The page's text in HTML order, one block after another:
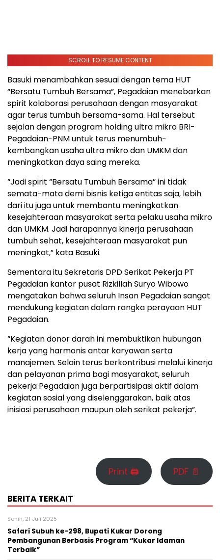
SCROLL TO RESUME CONTENT
Basuki menambahkan sesuai dengan tema HUT
“Bersatu Tumbuh Bersama”, Pegadaian menebarkan
spirit kolaborasi perusahaan dengan masyarakat
agar terus tumbuh bersama-sama. Hal tersebut
sejalan dengan program holding ultra mikro BRI-
Pegadaian-PNM untuk terus menumbuh-
kembangkan usaha ultra mikro dan UMKM dan
meningkatkan daya saing mereka.
“Jadi spirit “Bersatu Tumbuh Bersama” ini tidak
semata-mata demi bisnis ketiga entitas saja, lebih
dari itu juga untuk membantu meningkatkan
kesejahteraan masyarakat serta pelaku usaha mikro
dan UMKM. Jadi harapannya kinerja perusahaan
tumbuh sehat, kesejahteraan masyarakat pun
meningkat,” kata Basuki.
Sementara itu Sekretaris DPD Serikat Pekerja PT
Pegadaian kantor pusat Rizkillah Suryo Wibowo
mengatakan bahwa seluruh Insan Pegadaian sangat
mendukung kegiatan dalam rangka perayaan HUT
Pegadaian.
“Kegiatan donor darah ini membuktikan hubungan
kerja yang harmonis antar karyawan serta
manajemen. Selain terus berkontribusi melalui kinerja
dan pelayanan prima bagi masyarakat, seluruh
pekerja Pegadaian juga berpartisipasi aktif dalam
kegiatan sosial yang diselenggarakan, baik atas
inisiasi perusahaan maupun oleh serikat pekerja”.
Print 🖨 PDF 📄
BERITA TERKAIT
Senin, 21 Juli 2025
Safari Subuh ke-298, Bupati Kukar Dorong
Pembangunan Berbasis Program “Kukar Idaman
Terbaik”